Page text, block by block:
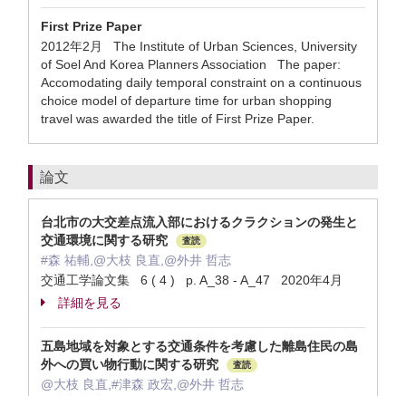
First Prize Paper
2012年2月 The Institute of Urban Sciences, University
of Soel And Korea Planners Association The paper:
Accomodating daily temporal constraint on a continuous
choice model of departure time for urban shopping
travel was awarded the title of First Prize Paper.
論文
台北市の大交差点流入部におけるクラクションの発生と
交通環境に関する研究
査読
#森 祐輔,@大枝 良直,@外井 哲志
交通工学論文集 6 ( 4 ) p. A_38 - A_47 2020年4月
詳細を見る
五島地域を対象とする交通条件を考慮した離島住民の島
外への買い物行動に関する研究
査読
@大枝 良直,#津森 政宏,@外井 哲志